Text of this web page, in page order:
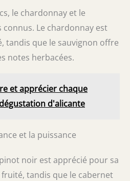
le chardonnay et le
Le chardonnay est
tandis que le sauvignon offre
notes herbacées.
et apprécier chaque
d'alicante
et la puissance
noir est apprécié pour sa
tandis que le cabernet